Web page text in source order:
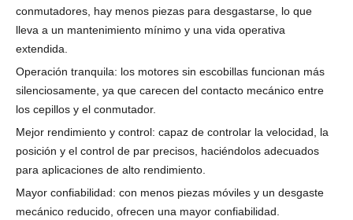
conmutadores, hay menos piezas para desgastarse, lo que
lleva a un mantenimiento mínimo y una vida operativa
extendida.
Operación tranquila: los motores sin escobillas funcionan más
silenciosamente, ya que carecen del contacto mecánico entre
los cepillos y el conmutador.
Mejor rendimiento y control: capaz de controlar la velocidad, la
posición y el control de par precisos, haciéndolos adecuados
para aplicaciones de alto rendimiento.
Mayor confiabilidad: con menos piezas móviles y un desgaste
mecánico reducido, ofrecen una mayor confiabilidad.